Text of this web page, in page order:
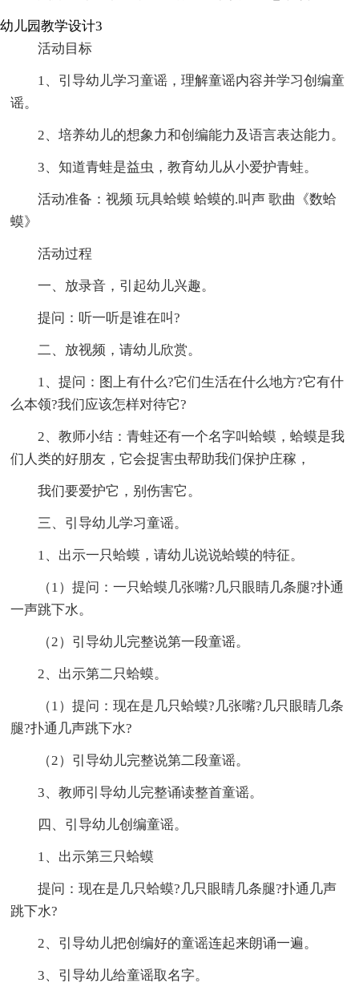
幼儿园教学设计3
活动目标
1、引导幼儿学习童谣，理解童谣内容并学习创编童
谣。
2、培养幼儿的想象力和创编能力及语言表达能力。
3、知道青蛙是益虫，教育幼儿从小爱护青蛙。
活动准备：视频 玩具蛤蟆 蛤蟆的.叫声 歌曲《数蛤
蟆》
活动过程
一、放录音，引起幼儿兴趣。
提问：听一听是谁在叫?
二、放视频，请幼儿欣赏。
1、提问：图上有什么?它们生活在什么地方?它有什
么本领?我们应该怎样对待它?
2、教师小结：青蛙还有一个名字叫蛤蟆，蛤蟆是我
们人类的好朋友，它会捉害虫帮助我们保护庄稼，
我们要爱护它，别伤害它。
三、引导幼儿学习童谣。
1、出示一只蛤蟆，请幼儿说说蛤蟆的特征。
（1）提问：一只蛤蟆几张嘴?几只眼睛几条腿?扑通
一声跳下水。
（2）引导幼儿完整说第一段童谣。
2、出示第二只蛤蟆。
（1）提问：现在是几只蛤蟆?几张嘴?几只眼睛几条
腿?扑通几声跳下水?
（2）引导幼儿完整说第二段童谣。
3、教师引导幼儿完整诵读整首童谣。
四、引导幼儿创编童谣。
1、出示第三只蛤蟆
提问：现在是几只蛤蟆?几只眼睛几条腿?扑通几声
跳下水?
2、引导幼儿把创编好的童谣连起来朗诵一遍。
3、引导幼儿给童谣取名字。